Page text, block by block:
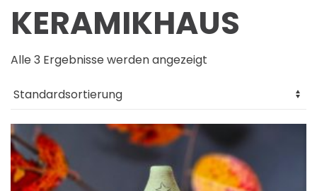
KERAMIKHAUS
Alle 3 Ergebnisse werden angezeigt